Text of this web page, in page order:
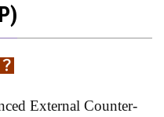
External Counter-